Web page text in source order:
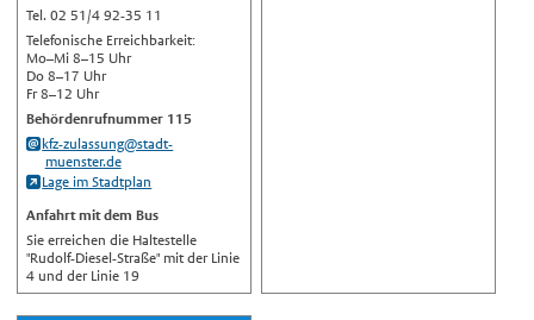
Türkçe
اللغة العربية
Français
Español
Polski
Русский
中文
Automatische Übersetzung, ohne
Gewähr auf Richtigkeit.
Tel. 02 51/4 92-35 11
Telefonische Erreichbarkeit:
Mo–Mi 8–15 Uhr
Do 8–17 Uhr
Fr 8–12 Uhr
Behördenrufnummer 115
kfz-zulassung@stadt-
muenster.de
Lage im Stadtplan
Anfahrt mit dem Bus
Sie erreichen die Haltestelle
"Rudolf-Diesel-Straße" mit der Linie
4 und der Linie 19